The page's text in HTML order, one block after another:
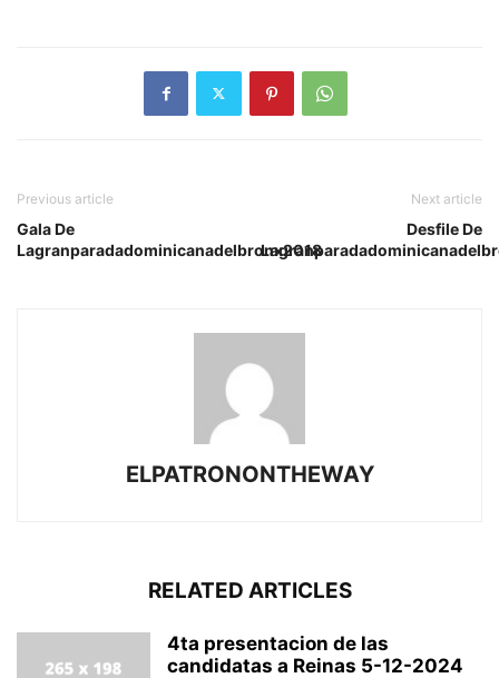
Previous article
Gala De
Lagranparadadominicanadelbronx2018
Next article
Desfile De
ELPATRONONTHEWAY
RELATED ARTICLES
4ta presentacion de las
candidatas a Reinas 5-12-2024